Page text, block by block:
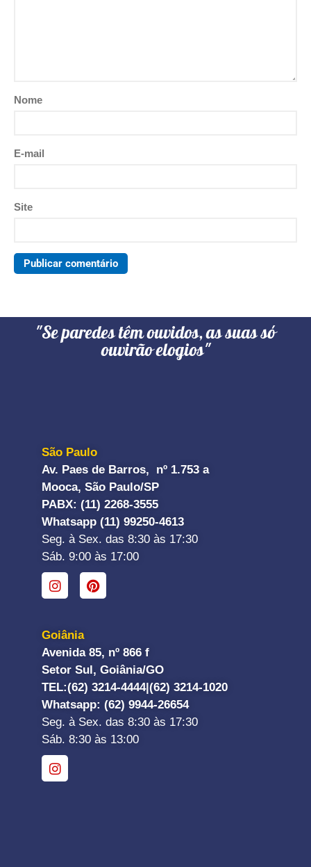
Nome
E-mail
Site
"Se paredes têm ouvidos, as suas só
ouvirão elogios"
São Paulo
Av. Paes de Barros, nº 1.753 a
Mooca, São Paulo/SP
PABX: (11) 2268-3555
Whatsapp (11) 99250-4613
Seg. à Sex. das 8:30 às 17:30
Sáb. 9:00 às 17:00
Goiânia
Avenida 85, nº 866 f
Setor Sul, Goiânia/GO
TEL:(62) 3214-4444|(62) 3214-1020
Whatsapp: (62) 9944-26654
Seg. à Sex. das 8:30 às 17:30
Sáb. 8:30 às 13:00